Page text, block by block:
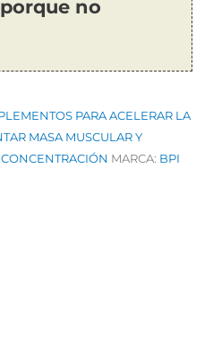
no
PARA ACELERAR LA
MASA MUSCULAR Y
MARCA: BPI